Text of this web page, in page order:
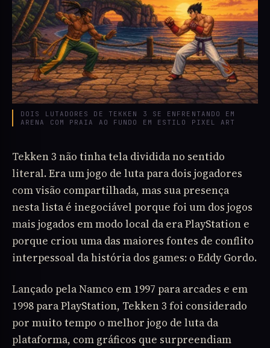
DOIS LUTADORES DE TEKKEN 3 SE ENFRENTANDO EM
ARENA COM PRAIA AO FUNDO EM ESTILO PIXEL ART
Tekken 3 não tinha tela dividida no sentido
literal. Era um jogo de luta para dois jogadores
com visão compartilhada, mas sua presença
nesta lista é inegociável porque foi um dos jogos
mais jogados em modo local da era PlayStation e
porque criou uma das maiores fontes de conflito
interpessoal da história dos games: o Eddy Gordo.
Lançado pela Namco em 1997 para arcades e em
1998 para PlayStation, Tekken 3 foi considerado
por muito tempo o melhor jogo de luta da
plataforma, com gráficos que surpreendiam